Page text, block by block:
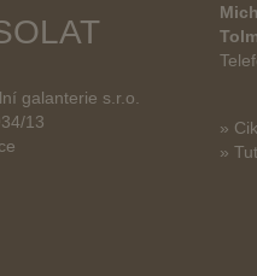
galanterie s.r.o.
13
»
»